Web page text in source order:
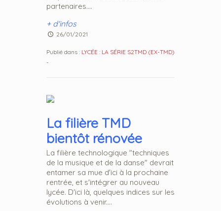
partenaires....
+ d'infos
26/01/2021
Publié dans : LYCÉE : LA SÉRIE S2TMD (EX-TMD)
-
La filière TMD
bientôt rénovée
La filière technologique "techniques
de la musique et de la danse" devrait
entamer sa mue d'ici à la prochaine
rentrée, et s'intégrer au nouveau
lycée. D'ici là, quelques indices sur les
évolutions à venir....